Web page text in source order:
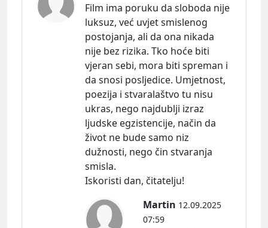
Film ima poruku da sloboda nije
luksuz, već uvjet smislenog
postojanja, ali da ona nikada
nije bez rizika. Tko hoće biti
vjeran sebi, mora biti spreman i
da snosi posljedice. Umjetnost,
poezija i stvaralaštvo tu nisu
ukras, nego najdublji izraz
ljudske egzistencije, način da
život ne bude samo niz
dužnosti, nego čin stvaranja
smisla.
Iskoristi dan, čitatelju!
Martin 12.09.2025
07:59